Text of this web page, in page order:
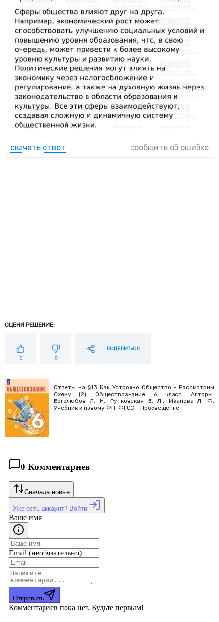
скачать ответ сообщить об ошибке
ОЦЕНИ РЕШЕНИЕ:
0 0
ПОДЕЛИТЬСЯ
Ответы на §13 Как Устроено Общество - Рассмотрим
Схему (2). Обществознание. 6 класс. Авторы:
Боголюбов Л. Н., Рутковская Е. Л., Иванова Л. Ф.
Учебник к новому ФП. ФГОС - Просвещение